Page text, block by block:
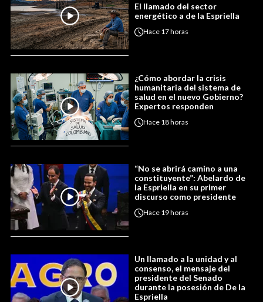
El llamado del sector
energético a de la Espriella
Hace 17 horas
¿Cómo abordar la crisis
humanitaria del sistema de
salud en el nuevo Gobierno?
Expertos responden
Hace 18 horas
“No se abrirá camino a una
constituyente”: Abelardo de
la Espriella en su primer
discurso como presidente
Hace 19 horas
Un llamado a la unidad y al
consenso, el mensaje del
presidente del Senado
durante la posesión de De la
Espriella